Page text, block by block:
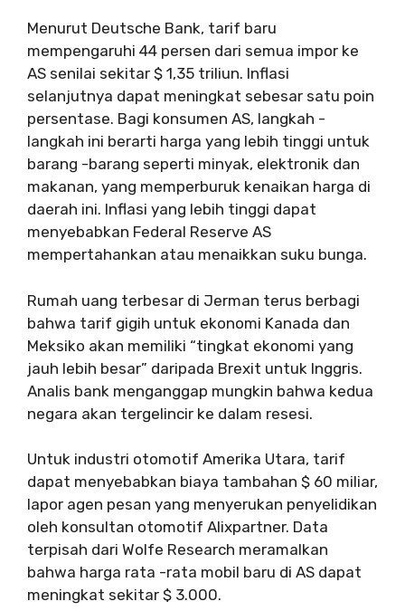
Menurut Deutsche Bank, tarif baru
mempengaruhi 44 persen dari semua impor ke
AS senilai sekitar $ 1,35 triliun. Inflasi
selanjutnya dapat meningkat sebesar satu poin
persentase. Bagi konsumen AS, langkah -
langkah ini berarti harga yang lebih tinggi untuk
barang -barang seperti minyak, elektronik dan
makanan, yang memperburuk kenaikan harga di
daerah ini. Inflasi yang lebih tinggi dapat
menyebabkan Federal Reserve AS
mempertahankan atau menaikkan suku bunga.
Rumah uang terbesar di Jerman terus berbagi
bahwa tarif gigih untuk ekonomi Kanada dan
Meksiko akan memiliki “tingkat ekonomi yang
jauh lebih besar” daripada Brexit untuk Inggris.
Analis bank menganggap mungkin bahwa kedua
negara akan tergelincir ke dalam resesi.
Untuk industri otomotif Amerika Utara, tarif
dapat menyebabkan biaya tambahan $ 60 miliar,
lapor agen pesan yang menyerukan penyelidikan
oleh konsultan otomotif Alixpartner. Data
terpisah dari Wolfe Research meramalkan
bahwa harga rata -rata mobil baru di AS dapat
meningkat sekitar $ 3.000.